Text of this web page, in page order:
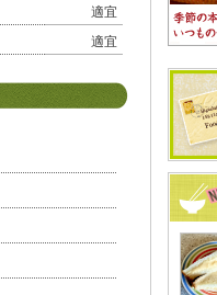
適宜
適宜